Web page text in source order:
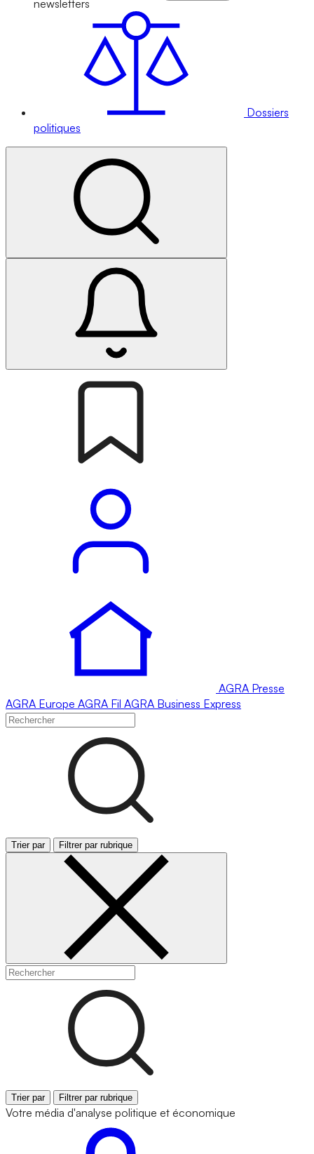
newsletters
Dossiers
politiques
AGRA Presse
AGRA Europe AGRA Fil AGRA Business Express
Trier par Filtrer par rubrique
Trier par Filtrer par rubrique
Votre média d'analyse politique et économique